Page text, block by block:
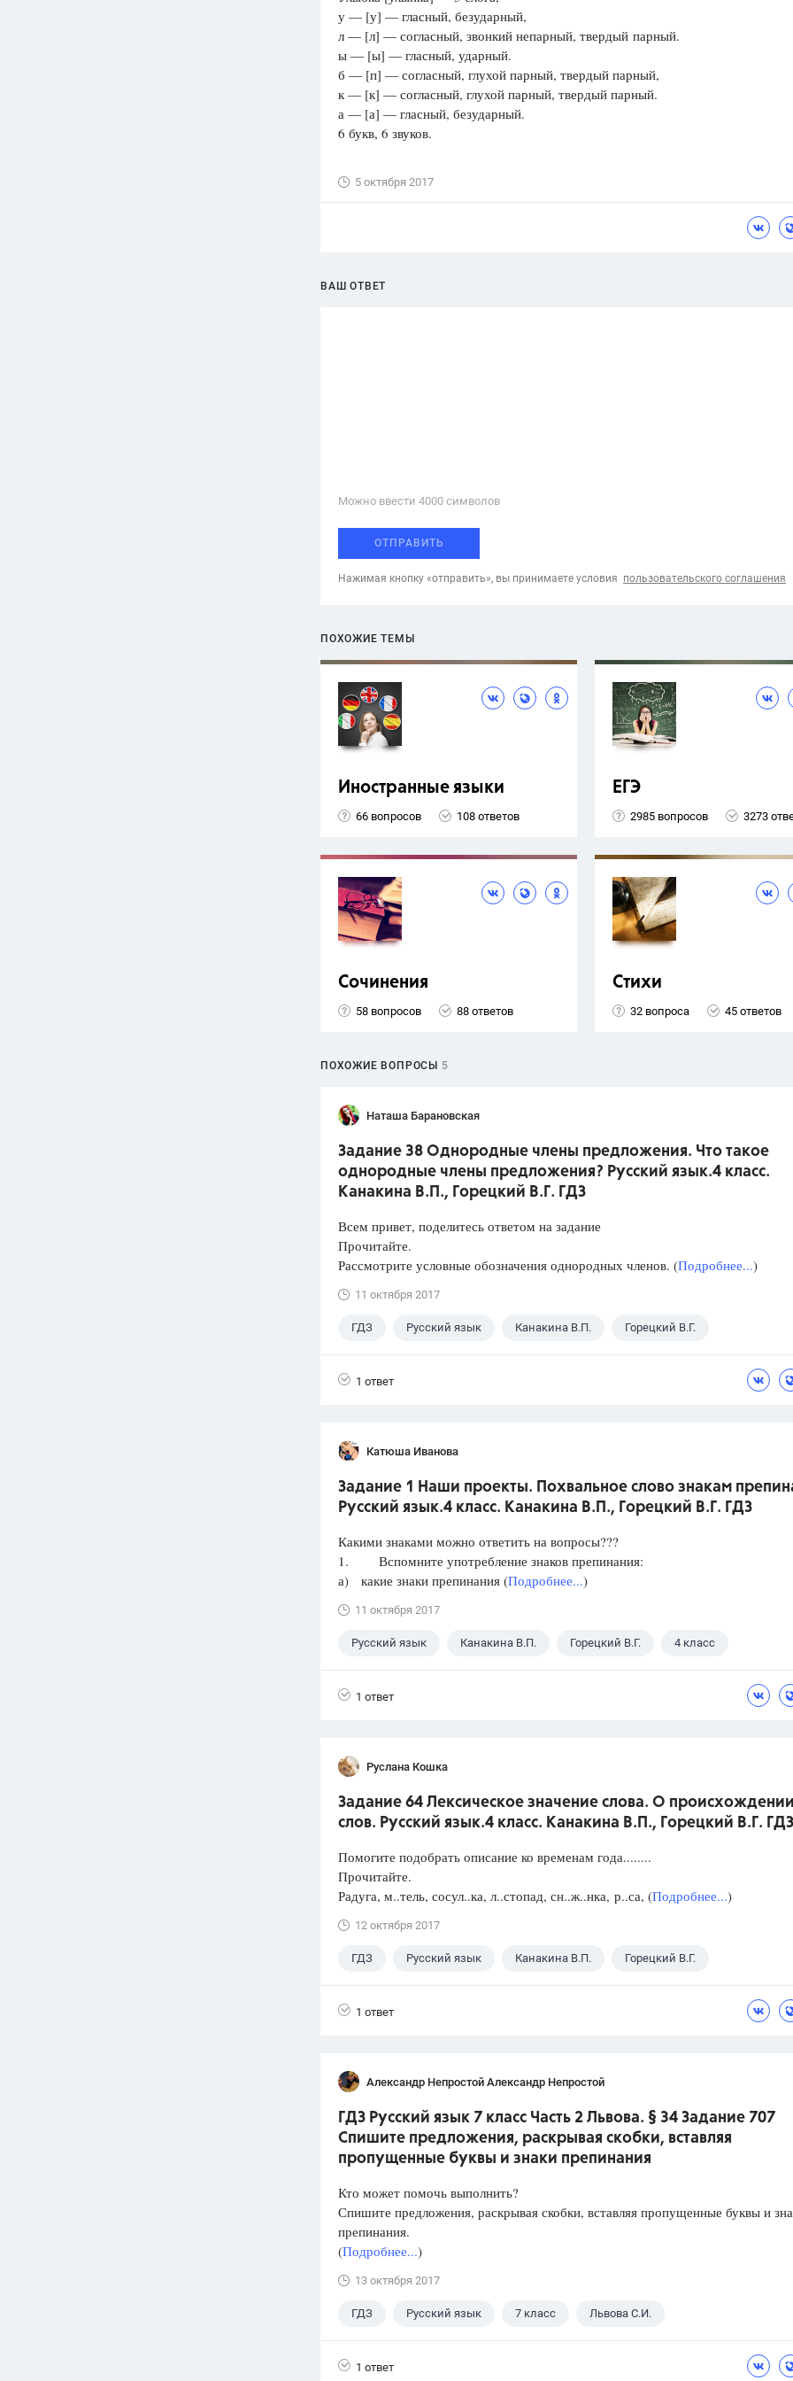
у — [у] — гласный, безударный,
л — [л] — согласный, звонкий непарный, твердый парный.
ы — [ы] — гласный, ударный.
б — [п] — согласный, глухой парный, твердый парный,
к — [к] — согласный, глухой парный, твердый парный.
а — [а] — гласный, безударный.
6 букв, 6 звуков.
5 октября 2017
ВАШ ОТВЕТ
Можно ввести 4000 cимволов
ОТПРАВИТЬ
Нажимая кнопку «отправить», вы принимаете условия пользовательского соглашения
ПОХОЖИЕ ТЕМЫ
Иностранные языки
66 вопросов 108 ответов
ЕГЭ
2985 вопросов 3273
Сочинения
58 вопросов 88 ответов
Стихи
32 вопроса 45 ответов
ПОХОЖИЕ ВОПРОСЫ 5
Наташа Барановская
Задание 38 Однородные члены предложения. Что такое
однородные члены предложения? Русский язык.4 класс.
Канакина В.П., Горецкий В.Г. ГДЗ
Всем привет, поделитесь ответом на задание
Прочитайте.
Рассмотрите условные обозначения однородных членов. (Подробнее...)
11 октября 2017
ГДЗ Русский язык Канакина В.П. Горецкий В.Г.
1 ответ
Катюша Иванова
Задание 1 Наши проекты. Похвальное слово знакам
Русский язык.4 класс. Канакина В.П., Горецкий В.Г. ГДЗ
Какими знаками можно ответить на вопросы???
1. Вспомните употребление знаков препинания:
а) какие знаки препинания (Подробнее...)
11 октября 2017
Русский язык Канакина В.П. Горецкий В.Г. 4 класс
1 ответ
Руслана Кошка
Задание 64 Лексическое значение слова. О
слов. Русский язык.4 класс. Канакина В.П., Горецкий В.Г. ГДЗ
Помогите подобрать описание ко временам года........
Прочитайте.
Радуга, м..тель, сосул..ка, л..стопад, сн..ж..нка, р..са, (Подробнее...)
12 октября 2017
ГДЗ Русский язык Канакина В.П. Горецкий В.Г.
1 ответ
Александр Непростой Александр Непростой
ГДЗ Русский язык 7 класс Часть 2 Львова. § 34 Задание 707
Спишите предложения, раскрывая скобки, вставляя
пропущенные буквы и знаки препинания
Кто может помочь выполнить?
Спишите предложения, раскрывая скобки, вставляя пропущенные буквы и
препинания.
(Подробнее...)
13 октября 2017
ГДЗ Русский язык 7 класс Львова С.И.
1 ответ